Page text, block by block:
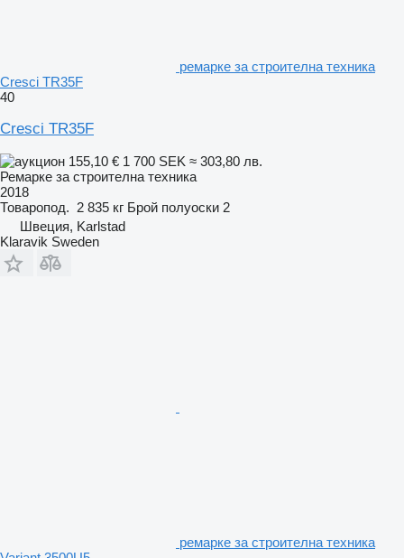
ремарке за строителна техника
Cresci TR35F
40
Cresci TR35F
155,10 € 1 700 SEK ≈ 303,80 лв.
Ремарке за строителна техника
2018
Товаропод. 2 835 кг Брой полуоски 2
Швеция, Karlstad
Klaravik Sweden
ремарке за строителна техника